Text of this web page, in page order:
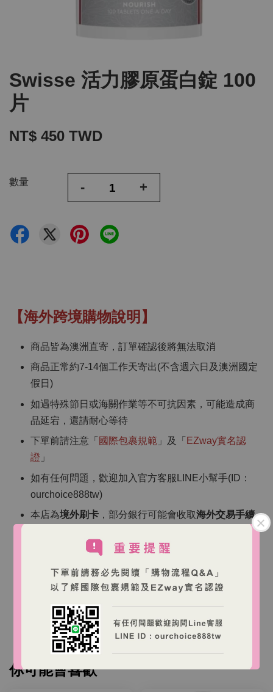
Swisse 活力膠原蛋白錠 100
片
NT$ 450 TWD
數量 - +
【海外跨境購物說明】
商品皆為澳洲直寄，訂單確認後將無法取消
商品正常約7-14個工作天寄出(不含週六日及澳洲國定
假日)
如遇特殊節日或海關作業等不可抗因素，可能造成商
品延宕，還請耐心等待
下單前請注意「 國際包裹規範 」及「 EZway實名認
證 」
如有任何問題，歡迎加入官方客服LINE小幫手(ID：
ourchoice888tw)
本店為境外刷卡 ，部分銀行可能會收取海外交易手續
本店商品為澳洲商家營運之跨境購物網站，商品由澳
洲出貨。
台灣消費者下單後，收件人需依台灣海關規定完成
EZWAY 實名認證與進口申報。
你可能會喜歡